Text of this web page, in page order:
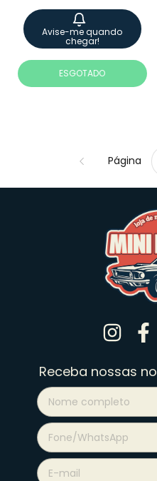
Avise-me quando
chegar!
ESGOTADO
Página
Receba nossas